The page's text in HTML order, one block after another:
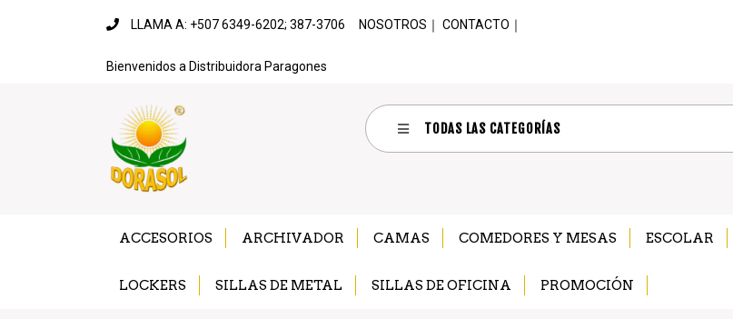
LLAMA A: +507 6349-6202; 387-3706 NOSOTROS ｜ CONTACTO ｜
Bienvenidos a Distribuidora Paragones
TODAS LAS CATEGORÍAS
ACCESORIOS ARCHIVADOR CAMAS COMEDORES Y MESAS ESCOLAR
LOCKERS SILLAS DE METAL SILLAS DE OFICINA PROMOCIÓN